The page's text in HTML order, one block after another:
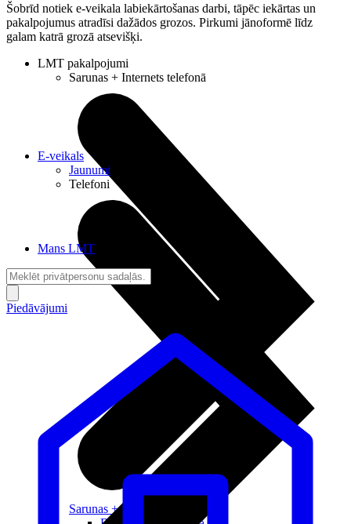
Šobrīd notiek e-veikala labiekārtošanas darbi, tāpēc iekārtas un
pakalpojumus atradīsi dažādos grozos. Pirkumi jānoformē līdz
galam katrā grozā atsevišķi.
LMT pakalpojumi
Sarunas + Internets telefonā
Sarunas + Internets
E-veikals
Jaunumi
Telefoni
Mans LMT
Piedāvājumi